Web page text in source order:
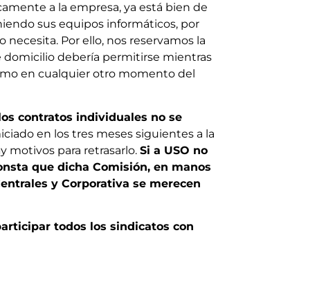
a la empresa, ya está bien de
sus equipos informáticos, por
necesita. Por ello, nos reservamos la
domicilio debería permitirse mientras
en cualquier otro momento del
contratos individuales no se
en los tres meses siguientes a la
motivos para retrasarlo. Si a USO no
que dicha Comisión, en manos
y Corporativa se merecen
todos los sindicatos con